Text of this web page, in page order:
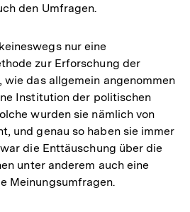
den Umfragen.
nur eine
zur Erforschung der
das allgemein angenommen
Institution der politischen
wurden sie nämlich von
und genau so haben sie immer
die Enttäuschung über die
unter anderem auch eine
Meinungsumfragen.